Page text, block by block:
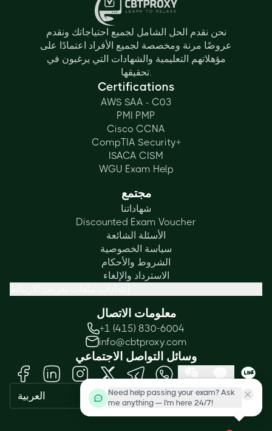
نحن نقدم الحل الشامل لجميع احتياجاتك ونقدم
عروضًا مرنة ومخصصة لجميع الأفراد اعتمادًا على
مؤهلاتهم التعليمية والشهادات التي يرغبون في
تحقيقها.
Certifications
AWS SAA - C03
PMI PMP
Cisco CCNA
CompTIA Security+
ISACA CISM
WGU Exam Help
مجتمع
شهاداتنا
Discounted Exam Voucher
الأسئلة الشائعة
سياسة الخصوصية
الشروط والأحكام
الاسترداد والإلغاء
معلومات الاتصال
+1 (415) 830-6004
info@cbtproxy.com
وسائل التواصل الاجتماعي
العربية
Need help passing your exam? Ask
me anything — I'm here 24/7!